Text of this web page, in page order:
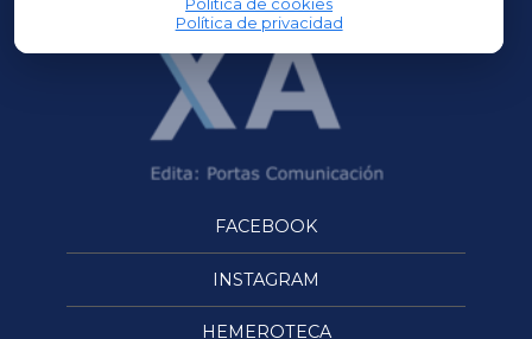
Política de privacidad
FACEBOOK
INSTAGRAM
HEMEROTECA